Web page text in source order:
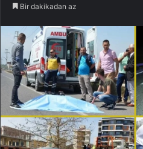
Bir dakikadan az